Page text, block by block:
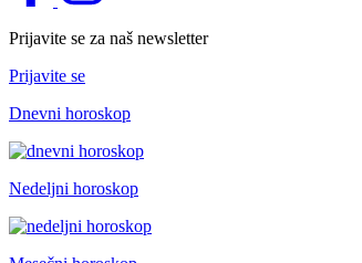
Prijavite se za naš newsletter
Prijavite se
Dnevni horoskop
Nedeljni horoskop